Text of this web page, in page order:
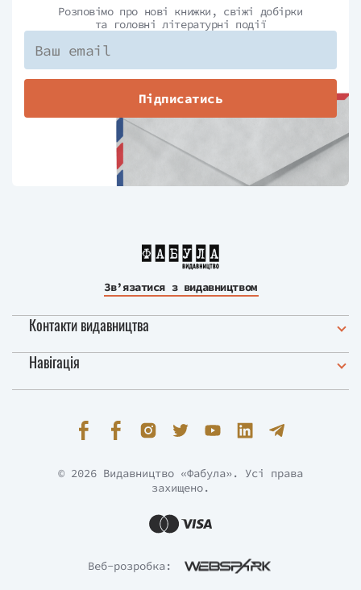
Розповімо про нові книжки, свіжі добірки
та головні літературні події
Підписатись
Зв’язатися з видавництвом
Контакти видавництва
Навігація
Веб-розробка:
© 2026 Видавництво «Фабула». Усі права
захищено.